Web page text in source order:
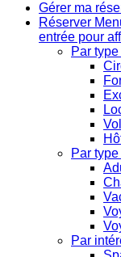
Gérer ma
Réserver
entrée pour
Par
Vol
Par
Par